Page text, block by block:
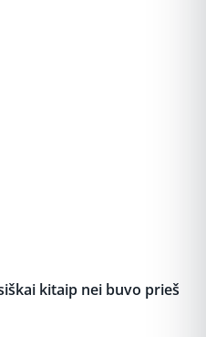
kitaip nei buvo prieš